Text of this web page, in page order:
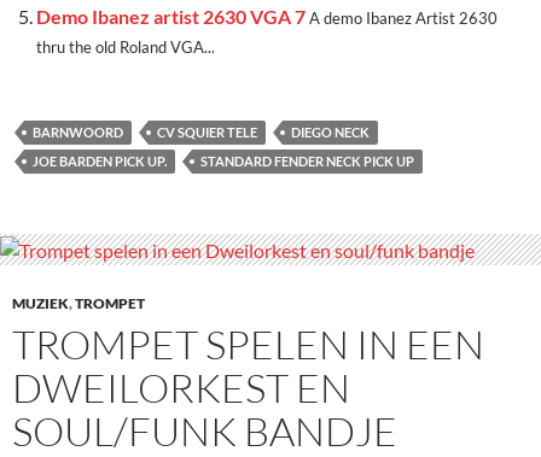
Demo Ibanez artist 2630 VGA 7A demo Ibanez Artist 2630
thru the old Roland VGA...
BARNWOORD CV SQUIER TELE
DIEGO NECK
JOE BARDEN PICK UP.
STANDARD FENDER NECK PICK UP
MUZIEK,TROMPET
TROMPET SPELEN IN EEN
DWEILORKEST EN
SOUL/FUNK BANDJE